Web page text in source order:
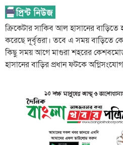
ক্রিকেটার সাকিব আল হাসানের বাড়িতে
করেছে দূর্বৃত্তরা। তবে এ সময় বাড়িতে
কিছু সময় আগে মাগুরা শহরের
হাসানের বাড়ির প্রধান ফটকে